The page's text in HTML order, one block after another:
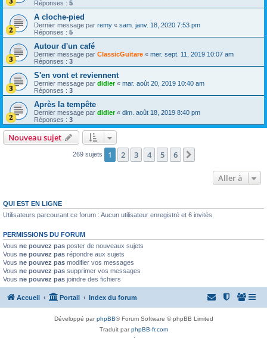
Réponses : 5
A cloche-pied
Dernier message par remy « sam. janv. 18, 2020 7:53 pm
Réponses : 5
Autour d'un café
Dernier message par ClassicGuitare « mer. sept. 11, 2019 10:07 am
Réponses : 3
S'en vont et reviennent
Dernier message par didier« mar. août 20, 2019 10:40 am
Réponses : 3
Après la tempête
Dernier message par didier« dim. août 18, 2019 8:40 pm
Réponses : 3
Nouveau sujet
269 sujets 1 2 3 4 5 6
Aller à
QUI EST EN LIGNE
Utilisateurs parcourant ce forum : Aucun utilisateur enregistré et 6 invités
PERMISSIONS DU FORUM
Vous ne pouvez pas poster de nouveaux sujets
Vous ne pouvez pas répondre aux sujets
Vous ne pouvez pas modifier vos messages
Vous ne pouvez pas supprimer vos messages
Vous ne pouvez pas joindre des fichiers
Accueil Portail Index du forum
Développé parphpBB® Forum Software © phpBB Limited
Traduit parphpBB-fr.com